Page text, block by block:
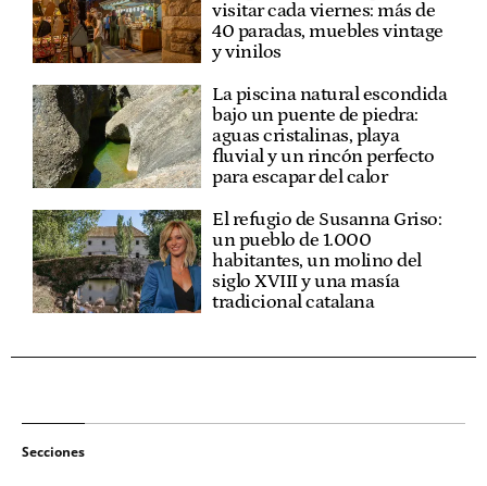
visitar cada viernes: más de
40 paradas, muebles vintage
y vinilos
La piscina natural escondida
bajo un puente de piedra:
aguas cristalinas, playa
fluvial y un rincón perfecto
para escapar del calor
El refugio de Susanna Griso:
un pueblo de 1.000
habitantes, un molino del
siglo XVIII y una masía
tradicional catalana
Secciones